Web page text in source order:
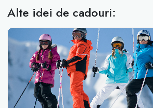
Alte idei de cadouri: